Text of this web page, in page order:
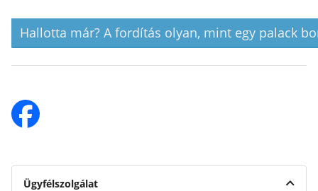
Hallotta már? A fordítás olyan, mint egy palack
Ügyfélszolgálat